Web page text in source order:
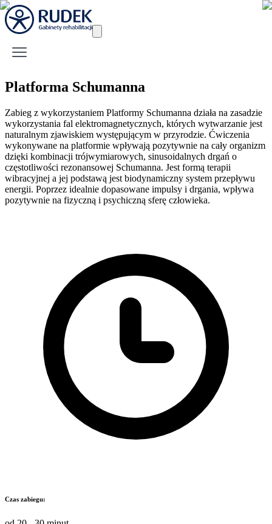
Platforma Schumanna
Zabieg z wykorzystaniem Platformy Schumanna działa na zasadzie
wykorzystania fal elektromagnetycznych, których wytwarzanie jest
naturalnym zjawiskiem występującym w przyrodzie. Ćwiczenia
wykonywane na platformie wpływają pozytywnie na cały organizm
dzięki kombinacji trójwymiarowych, sinusoidalnych drgań o
częstotliwości rezonansowej Schumanna. Jest formą terapii
wibracyjnej a jej podstawą jest biodynamiczny system przepływu
energii. Poprzez idealnie dopasowane impulsy i drgania, wpływa
pozytywnie na fizyczną i psychiczną sferę człowieka.
Czas zabiegu: